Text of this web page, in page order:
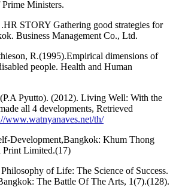
Ministers.
STORY Gathering good strategies for
Business Management Co., Ltd.
R.(1995).Empirical dimensions of
people. Health and Human
Pyutto). (2012). Living Well: With the
all 4 developments, Retrieved
www.watnyanaves.net/th/
Development,Bangkok: Khum Thong
Print Limited.(17)
of Life: The Science of Success.
The Battle Of The Arts, 1(7).(128).